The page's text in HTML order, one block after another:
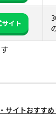
サイト
サイトおすす